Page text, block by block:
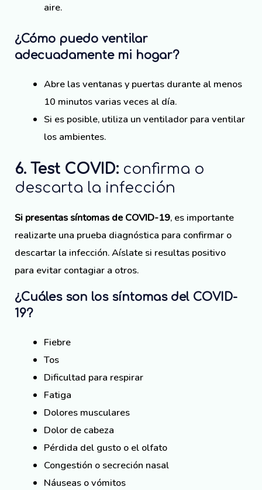
aire.
¿Cómo puedo ventilar
adecuadamente mi hogar?
Abre las ventanas y puertas durante al menos
10 minutos varias veces al día.
Si es posible, utiliza un ventilador para ventilar
los ambientes.
6. Test COVID: confirma o
descarta la infección
Si presentas síntomas de COVID-19, es importante
realizarte una prueba diagnóstica para confirmar o
descartar la infección. Aíslate si resultas positivo
para evitar contagiar a otros.
¿Cuáles son los síntomas del COVID-
19?
Fiebre
Tos
Dificultad para respirar
Fatiga
Dolores musculares
Dolor de cabeza
Pérdida del gusto o el olfato
Congestión o secreción nasal
Náuseas o vómitos